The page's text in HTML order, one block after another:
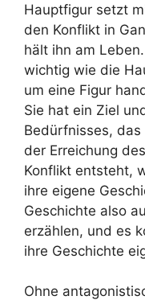
Hauptfigur setzt
den Konflikt in
hält ihn am
wichtig wie die
um eine Figur
Sie hat ein Ziel
Bedürfnisses,
der Erreichung
Konflikt entsteht,
ihre eigene
Geschichte also
erzählen, und es
ihre Geschichte
Ohne